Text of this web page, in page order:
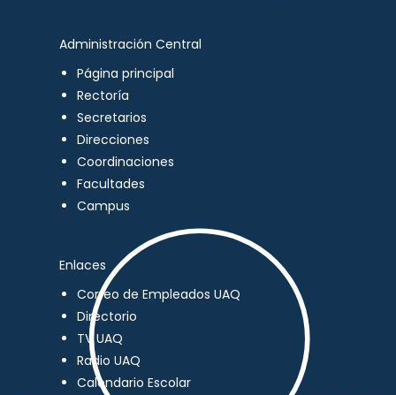
Administración Central
Página principal
Rectoría
Secretarios
Direcciones
Coordinaciones
Facultades
Campus
Enlaces
Correo de Empleados UAQ
Directorio
TV UAQ
Radio UAQ
Calendario Escolar